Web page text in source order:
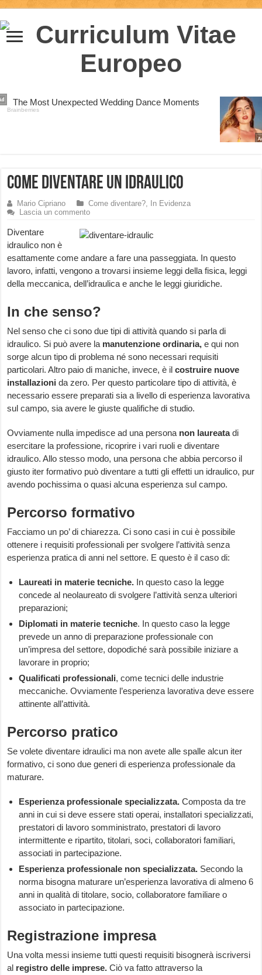
Come diventare un Idraulico
Mario Cipriano Come diventare?,
In Evidenza
Lascia un commento
Diventare
idraulico non è
esattamente come andare a fare una passeggiata. In questo
lavoro, infatti, vengono a trovarsi insieme leggi della fisica, leggi
della meccanica, dell’idraulica e anche le leggi giuridiche.
In che senso?
Nel senso che ci sono due tipi di attività quando si parla di
idraulico. Si può avere la manutenzione ordinaria, e qui non
sorge alcun tipo di problema né sono necessari requisiti
particolari. Altro paio di maniche, invece, è ilcostruire nuove
installazioni da zero. Per questo particolare tipo di attività, è
necessario essere preparati sia a livello di esperienza lavorativa
sul campo, sia avere le giuste qualifiche di studio.
Ovviamente nulla impedisce ad una persona non laureatadi
esercitare la professione, ricoprire i vari ruoli e diventare
idraulico. Allo stesso modo, una persona che abbia percorso il
giusto iter formativo può diventare a tutti gli effetti un idraulico, pur
avendo pochissima o quasi alcuna esperienza sul campo.
Percorso formativo
Facciamo un po’ di chiarezza. Ci sono casi in cui è possibile
ottenere i requisiti professionali per svolgere l’attività senza
esperienza pratica di anni nel settore. E questo è il caso di:
Laureati in materie tecniche. In questo caso la legge
concede al neolaureato di svolgere l’attività senza ulteriori
preparazioni;
Diplomati in materie tecniche. In questo caso la legge
prevede un anno di preparazione professionale con
un’impresa del settore, dopodiché sarà possibile iniziare a
lavorare in proprio;
Qualificati professionali, come tecnici delle industrie
meccaniche. Ovviamente l’esperienza lavorativa deve essere
attinente all’attività.
Percorso pratico
Se volete diventare idraulici ma non avete alle spalle alcun iter
formativo, ci sono due generi di esperienza professionale da
maturare.
Esperienza professionale specializzata. Composta da tre
anni in cui si deve essere stati operai, installatori specializzati,
prestatori di lavoro somministrato, prestatori di lavoro
intermittente e ripartito, titolari, soci, collaboratori familiari,
associati in partecipazione.
Esperienza professionale non specializzata. Secondo la
norma bisogna maturare un’esperienza lavorativa di almeno 6
anni in qualità di titolare, socio, collaboratore familiare o
associato in partecipazione.
Registrazione impresa
Una volta messi insieme tutti questi requisiti bisognerà iscriversi
al registro delle imprese. Ciò va fatto attraverso la